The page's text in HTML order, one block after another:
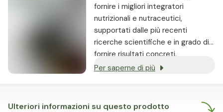
Ulteriori informazioni su questo prodotto
fornire i migliori integratori
nutrizionali e nutraceutici,
supportati dalle più recenti
ricerche scientifiche e in grado di
fornire risultati concreti.
Per saperne di più